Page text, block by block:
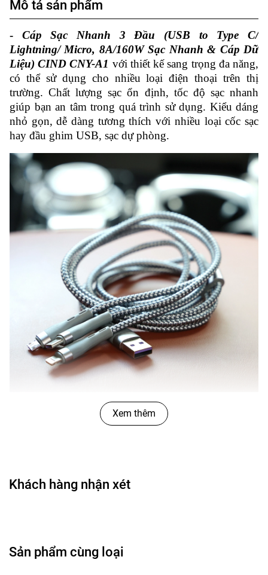
Mô tả sản phẩm
- Cáp Sạc Nhanh 3 Đầu (USB to Type C/
Lightning/ Micro, 8A/160W Sạc Nhanh & Cáp Dữ
Liệu) CIND CNY-A1 với thiết kế sang trọng đa năng,
có thể sử dụng cho nhiều loại điện thoại trên thị
trường. Chất lượng sạc ổn định, tốc độ sạc nhanh
giúp bạn an tâm trong quá trình sử dụng. Kiểu dáng
nhỏ gọn, dễ dàng tương thích với nhiều loại cốc sạc
hay đầu ghim USB, sạc dự phòng.
Xem thêm
Khách hàng nhận xét
Sản phẩm cùng loại